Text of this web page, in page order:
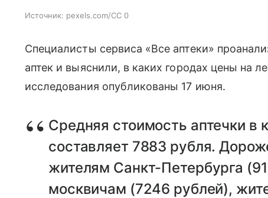
Источник: pexels.com/CC 0
Специалисты сервиса «Все аптеки»
аптек и выяснили, в каких городах цены на
исследования опубликованы 17 июня.
Средняя стоимость аптечки в
составляет 7883 рубля.
жителям Санкт-Петербурга
москвичам (7246 рублей),